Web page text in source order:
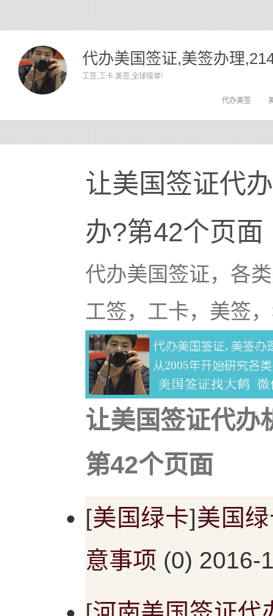
代办美国签证,美签办理
工签,工卡.美签,全球接单!
代办美签
让美国签证代
办?第42个页面
代办美国签证，各
工签，工卡，美签
让美国签证代办
第42个页面
[美国绿卡]美国
意事项 (0) 2016-